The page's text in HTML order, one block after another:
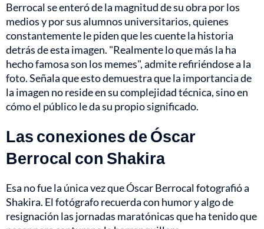
Berrocal se enteró de la magnitud de su obra por los
medios y por sus alumnos universitarios, quienes
constantemente le piden que les cuente la historia
detrás de esta imagen. "Realmente lo que más la ha
hecho famosa son los memes", admite refiriéndose a la
foto. Señala que esto demuestra que la importancia de
la imagen no reside en su complejidad técnica, sino en
cómo el público le da su propio significado.
Las conexiones de Óscar
Berrocal con Shakira
Esa no fue la única vez que Óscar Berrocal fotografió a
Shakira. El fotógrafo recuerda con humor y algo de
resignación las jornadas maratónicas que ha tenido que